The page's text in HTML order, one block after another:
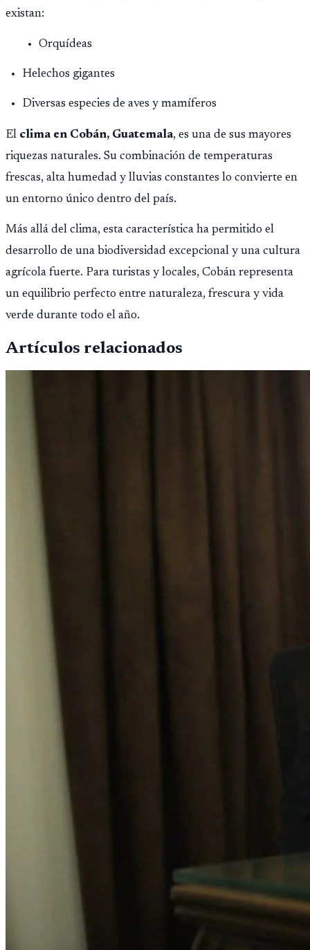
existan:
Orquídeas
Helechos gigantes
Diversas especies de aves y mamíferos
El clima en Cobán, Guatemala, es una de sus mayores
riquezas naturales. Su combinación de temperaturas
frescas, alta humedad y lluvias constantes lo convierte en
un entorno único dentro del país.
Más allá del clima, esta característica ha permitido el
desarrollo de una biodiversidad excepcional y una cultura
agrícola fuerte. Para turistas y locales, Cobán representa
un equilibrio perfecto entre naturaleza, frescura y vida
verde durante todo el año.
Artículos relacionados